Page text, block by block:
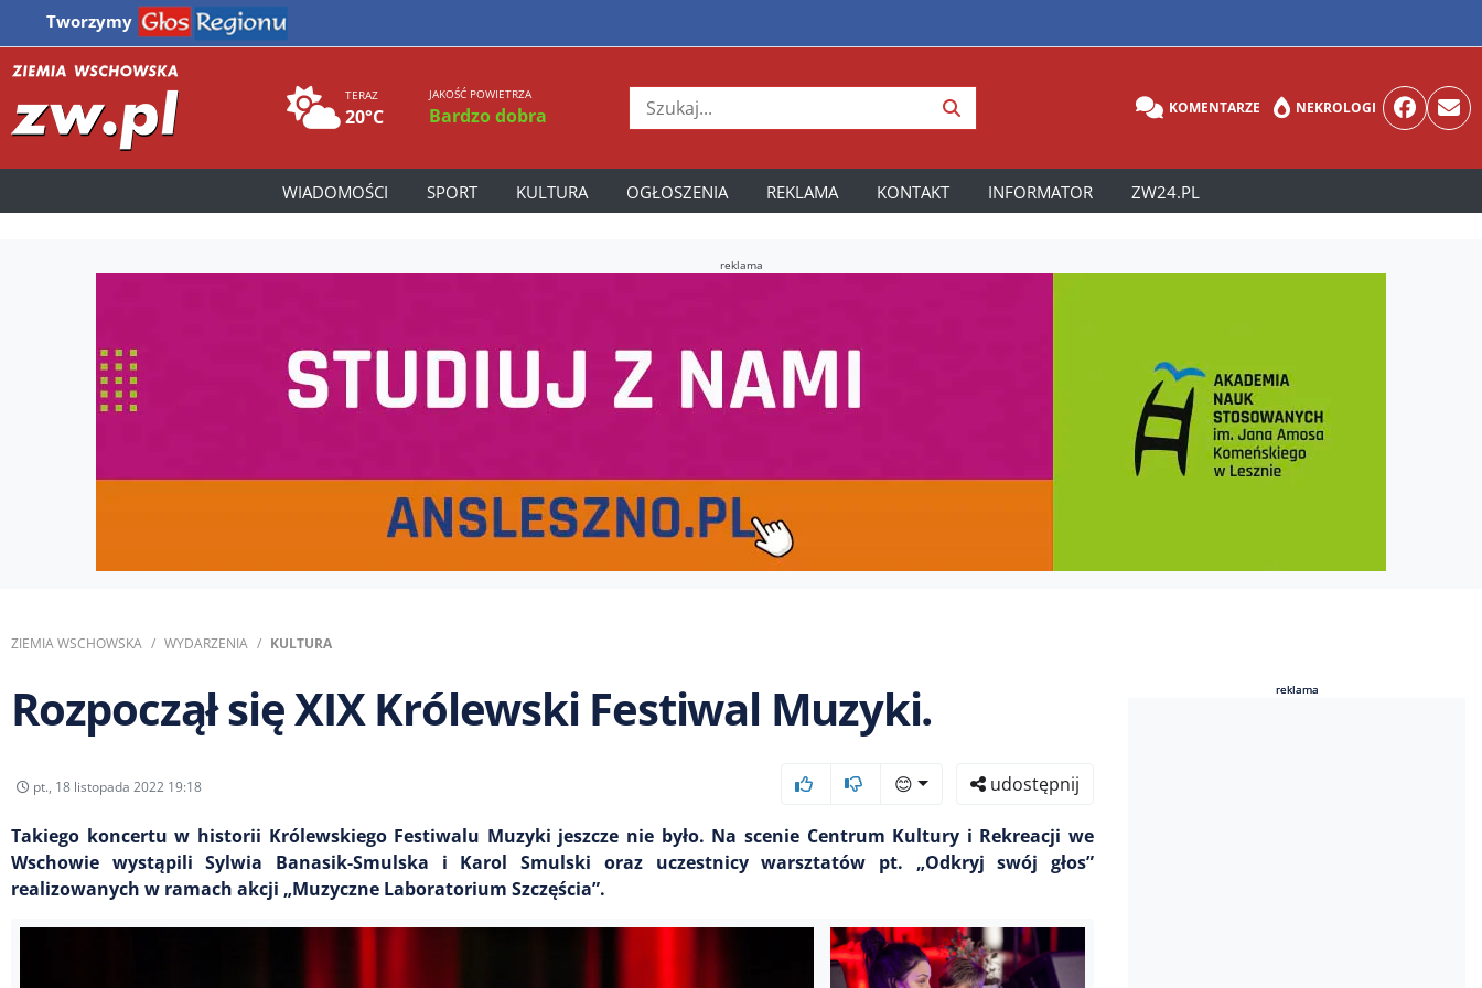
Tworzymy
TERAZ
20°C
JAKOŚĆ POWIETRZA
Bardzo dobra KOMENTARZE NEKROLOGI
WIADOMOŚCI SPORT KULTURA OGŁOSZENIA REKLAMA KONTAKT INFORMATOR ZW24.PL
reklama
ZIEMIA WSCHOWSKA WYDARZENIA KULTURA
Rozpoczął się XIX Królewski Festiwal Muzyki.
pt., 18 listopada 2022 19:18 😊 udostępnij
Takiego koncertu w historii Królewskiego Festiwalu Muzyki jeszcze nie było. Na scenie Centrum Kultury i Rekreacji we
Wschowie wystąpili Sylwia Banasik-Smulska i Karol Smulski oraz uczestnicy warsztatów pt. „Odkryj swój głos”
realizowanych w ramach akcji „Muzyczne Laboratorium Szczęścia”.
reklama
reklama